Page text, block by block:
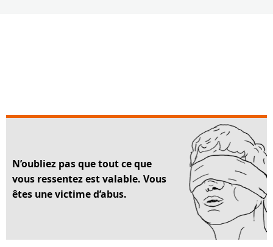
N’oubliez pas que tout ce que
vous ressentez est valable. Vous
êtes une victime d’abus.